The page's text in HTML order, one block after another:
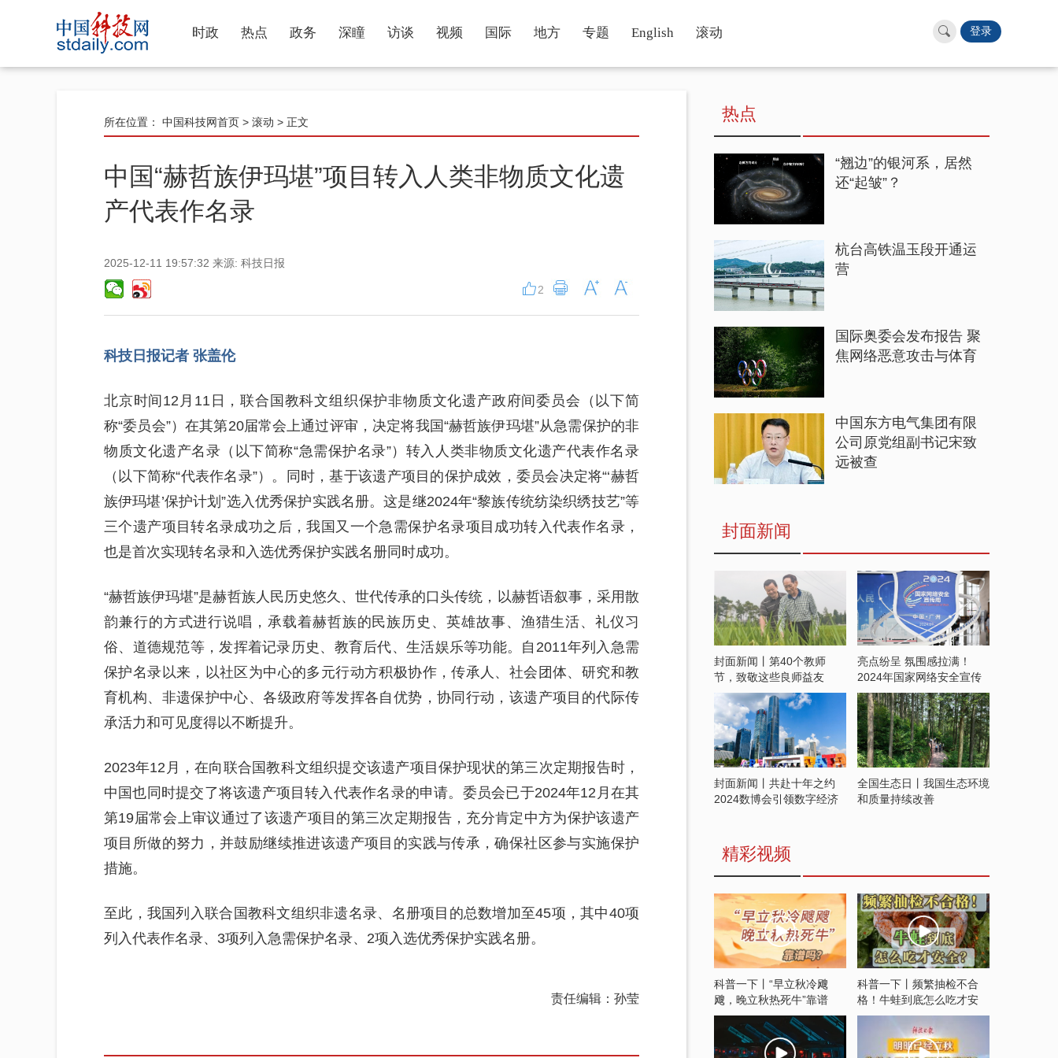
时政 热点 政务 深瞳 访谈 视频 国际 地方 专题 English 滚动 登录
所在位置： 中国科技网首页 > 滚动 > 正文
中国“赫哲族伊玛堪”项目转入人类非物质文化遗
产代表作名录
2025-12-11 19:57:32 来源: 科技日报
2
科技日报记者 张盖伦
北京时间12月11日，联合国教科文组织保护非物质文化遗产政府间委员会（以下简
称“委员会”）在其第20届常会上通过评审，决定将我国“赫哲族伊玛堪”从急需保护的非
物质文化遗产名录（以下简称“急需保护名录”）转入人类非物质文化遗产代表作名录
（以下简称“代表作名录”）。同时，基于该遗产项目的保护成效，委员会决定将“‘赫哲
族伊玛堪’保护计划”选入优秀保护实践名册。这是继2024年“黎族传统纺染织绣技艺”等
三个遗产项目转名录成功之后，我国又一个急需保护名录项目成功转入代表作名录，
也是首次实现转名录和入选优秀保护实践名册同时成功。
“赫哲族伊玛堪”是赫哲族人民历史悠久、世代传承的口头传统，以赫哲语叙事，采用散
韵兼行的方式进行说唱，承载着赫哲族的民族历史、英雄故事、渔猎生活、礼仪习
俗、道德规范等，发挥着记录历史、教育后代、生活娱乐等功能。自2011年列入急需
保护名录以来，以社区为中心的多元行动方积极协作，传承人、社会团体、研究和教
育机构、非遗保护中心、各级政府等发挥各自优势，协同行动，该遗产项目的代际传
承活力和可见度得以不断提升。
2023年12月，在向联合国教科文组织提交该遗产项目保护现状的第三次定期报告时，
中国也同时提交了将该遗产项目转入代表作名录的申请。委员会已于2024年12月在其
第19届常会上审议通过了该遗产项目的第三次定期报告，充分肯定中方为保护该遗产
项目所做的努力，并鼓励继续推进该遗产项目的实践与传承，确保社区参与实施保护
措施。
至此，我国列入联合国教科文组织非遗名录、名册项目的总数增加至45项，其中40项
列入代表作名录、3项列入急需保护名录、2项入选优秀保护实践名册。
责任编辑：孙莹
热点
“翘边”的银河系，居然
还“起皱”？
杭台高铁温玉段开通运
营
国际奥委会发布报告 聚
焦网络恶意攻击与体育
中国东方电气集团有限
公司原党组副书记宋致
远被查
封面新闻
封面新闻丨第40个教师
节，致敬这些良师益友
亮点纷呈 氛围感拉满！
2024年国家网络安全宣传
周开启
封面新闻丨共赴十年之约
2024数博会引领数字经济
全国生态日丨我国生态环境
和质量持续改善
精彩视频
科普一下丨“早立秋冷飕
飕，晚立秋热死牛”靠谱
吗？
科普一下丨频繁抽检不合
格！牛蛙到底怎么吃才安
全？